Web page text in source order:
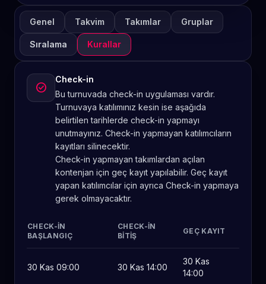
Genel Takvim Takımlar Gruplar
Sıralama Kurallar
check_circle
Check-in
Bu turnuvada check-in uygulaması vardır.
Turnuvaya katılımınız kesin ise aşağıda
belirtilen tarihlerde check-in yapmayı
unutmayınız. Check-in yapmayan katılımcıların
kayıtları silinecektir.
Check-in yapmayan takımlardan açılan
kontenjan için geç kayıt yapılabilir. Geç kayıt
yapan katılımcılar için ayrıca Check-in yapmaya
gerek olmayacaktır.
CHECK-IN
BAŞLANGIÇ
CHECK-IN
BITIŞ
GEÇ KAYIT
30 Kas 09:00 30 Kas 14:00
30 Kas
14:00